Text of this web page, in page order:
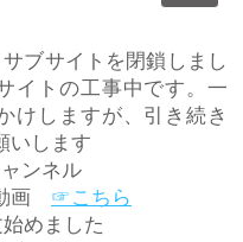
サブサイトを閉鎖しまし
イトの工事中です。一
けしますが、引き続き
いします
ンネル
画 ☞こちら
めました